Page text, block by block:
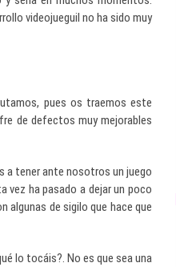
videojueguil no ha sido muy
pues os traemos este
de defectos muy mejorables
a tener ante nosotros un juego
vez ha pasado a dejar un poco
algunas de sigilo que hace que
lo tocáis?. No es que sea una